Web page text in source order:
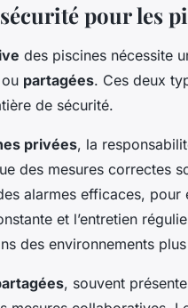
pour les
des piscines nécessite
ou partagées. Ces deux
de sécurité.
privées, la
des mesures correctes
alarmes efficaces,
et l’entretien
des environnements
, souvent